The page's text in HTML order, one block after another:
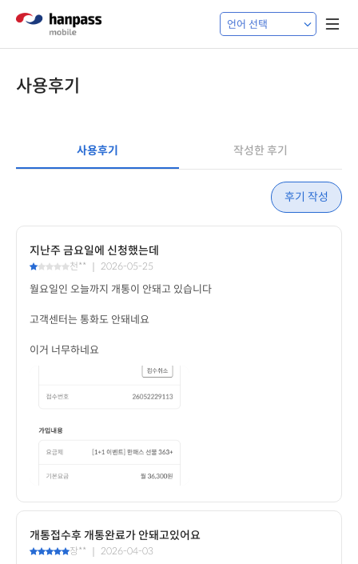
사용후기
사용후기 작성한 후기
후기 작성
지난주 금요일에 신청했는데
천** ｜ 2026-05-25
이거 너무하네요
개통접수후 개통완료가 안돼고있어요
장** ｜ 2026-04-03